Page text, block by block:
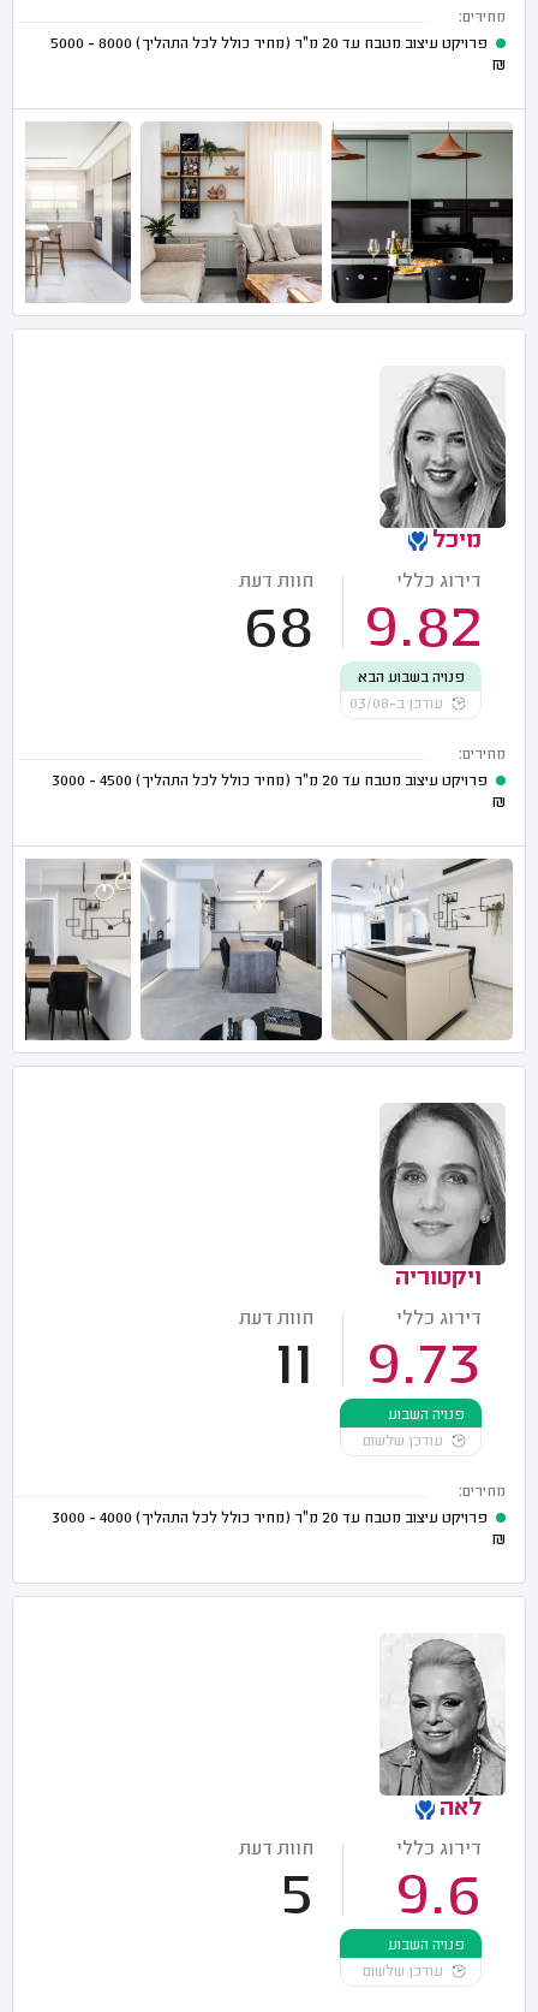
מחירים:
פרויקט עיצוב מטבח עד 20 מ"ר (מחיר כולל לכל התהליך)
8000 - 5000
₪
מיכל
דירוג כללי
9.82
חוות דעת
68
פנויה בשבוע הבא
עודכן ב-03/08
מחירים:
פרויקט עיצוב מטבח עד 20 מ"ר (מחיר כולל לכל התהליך)
4500 - 3000
₪
ויקטוריה
דירוג כללי
9.73
חוות דעת
11
פנויה השבוע
עודכן שלשום
מחירים:
פרויקט עיצוב מטבח עד 20 מ"ר (מחיר כולל לכל התהליך)
4000 - 3000
₪
לאה
דירוג כללי
9.6
חוות דעת
5
פנויה השבוע
עודכן שלשום